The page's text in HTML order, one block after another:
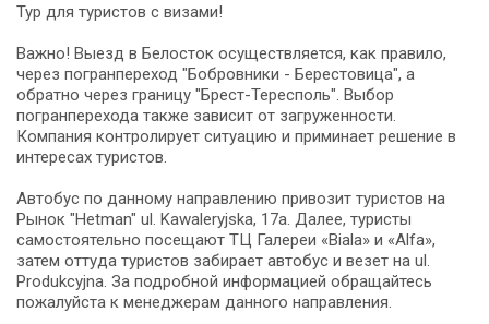
Тур для туристов с визами!
Важно! Выезд в Белосток осуществляется, как правило,
через погранпереход "Бобровники - Берестовица", а
обратно через границу "Брест-Тересполь". Выбор
погранперехода также зависит от загруженности.
Компания контролирует ситуацию и приминает решение в
интересах туристов.
Автобус по данному направлению привозит туристов на
Рынок "Hetman" ul. Kawaleryjska, 17a. Далее, туристы
самостоятельно посещают ТЦ Галереи «Biala» и «Alfa»,
затем оттуда туристов забирает автобус и везет на ul.
Produkcyjna. За подробной информацией обращайтесь
пожалуйста к менеджерам данного направления.